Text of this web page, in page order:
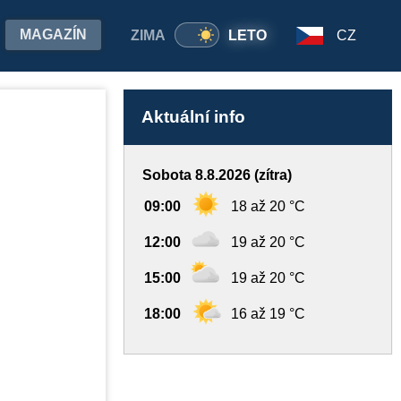
ZIMA LETO
MAGAZÍN CZ
Aktuální info
Sobota 8.8.2026 (zítra)
09:00 18 až 20 °C
12:00 19 až 20 °C
15:00 19 až 20 °C
18:00 16 až 19 °C